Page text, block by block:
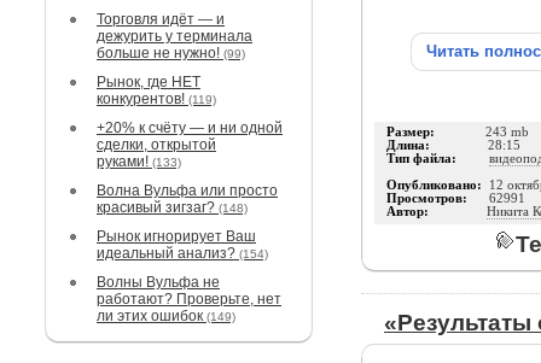
Торговля идёт — и
дежурить у терминала
больше не нужно! (99)
Рынок, где НЕТ
конкурентов! (119)
+20% к счёту — и ни одной
сделки, открытой
руками! (133)
Волна Вульфа или просто
красивый зигзаг? (148)
Рынок игнорирует Ваш
идеальный анализ? (154)
Волны Вульфа не
работают? Проверьте, нет
ли этих ошибок (149)
Читать
Размер: 243 mb
Длина: 28:15
Тип файла:
Опубликовано: 12
Просмотров: 62991
Автор: Никита